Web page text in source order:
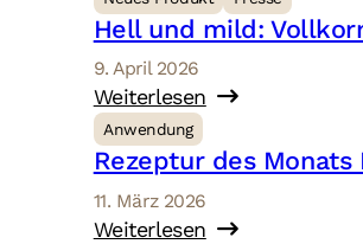
Hell und mild:
9. April 2026
Weiterlesen
Anwendung
Rezeptur des
11. März 2026
Weiterlesen